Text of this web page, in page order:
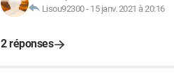
Lisou92300- 15 janv. 2021 à 20:16
2 réponses